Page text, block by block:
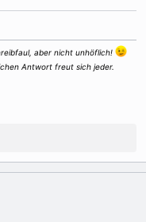
aber nicht unhöflich!
Antwort freut sich jeder.